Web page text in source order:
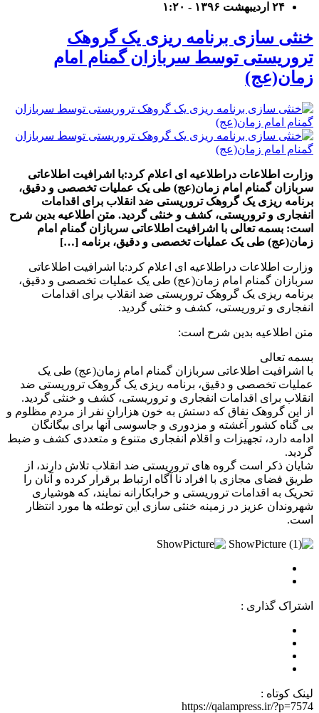
۲۴ اردیبهشت ۱۳۹۶ - ۱:۲۰
خنثی سازی برنامه ریزی یک گروهک
تروریستی توسط سربازان گمنام امام
زمان(عج)
وزارت اطلاعات دراطلاعیه ای اعلام کرد:با اشرافیت اطلاعاتی
سربازان گمنام امام زمان(عج) طی یک عملیات تخصصی و دقیق،
برنامه ریزی یک گروهک تروریستی ضد انقلاب برای اقدامات
انفجاری و تروریستی، کشف و خنثی گردید. متن اطلاعیه بدین شرح
است: بسمه تعالی با اشرافیت اطلاعاتی سربازان گمنام امام
زمان(عج) طی یک عملیات تخصصی و دقیق، برنامه […]
وزارت اطلاعات دراطلاعیه ای اعلام کرد:با اشرافیت اطلاعاتی
سربازان گمنام امام زمان(عج) طی یک عملیات تخصصی و دقیق،
برنامه ریزی یک گروهک تروریستی ضد انقلاب برای اقدامات
انفجاری و تروریستی، کشف و خنثی گردید.
متن اطلاعیه بدین شرح است:
بسمه تعالی
با اشرافیت اطلاعاتی سربازان گمنام امام زمان(عج) طی یک
عملیات تخصصی و دقیق، برنامه ریزی یک گروهک تروریستی ضد
انقلاب برای اقدامات انفجاری و تروریستی، کشف و خنثی گردید.
از این گروهک نفاق که دستش به خون هزاران نفر از مردم مظلوم و
بی گناه کشور آغشته و مزدوری و جاسوسی آنها برای بیگانگان
ادامه دارد، تجهیزات و اقلام انفجاری متنوع و متعددی کشف و ضبط
گردید.
شایان ذکر است گروه های تروریستی ضد انقلاب تلاش دارند، از
طریق فضای مجازی با افراد نا آگاه ارتباط برقرار کرده و آنان را
تحریک به اقدامات تروریستی و خرابکارانه نمایند، که هوشیاری
شهروندان عزیز در زمینه خنثی سازی این توطئه ها مورد انتظار
است.
اشتراک گذاری :
لینک کوتاه :
https://qalampress.ir/?p=7574